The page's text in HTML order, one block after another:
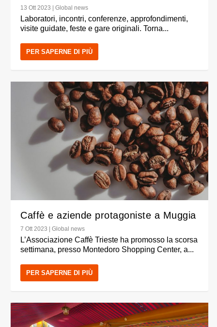
13 Ott 2023 |Global news
Laboratori, incontri, conferenze, approfondimenti,
visite guidate, feste e gare originali. Torna...
PER SAPERNE DI PIÙ
Caffè e aziende protagoniste a Muggia
7 Ott 2023 |Global news
L’Associazione Caffè Trieste ha promosso la scorsa
settimana, presso Montedoro Shopping Center, a...
PER SAPERNE DI PIÙ